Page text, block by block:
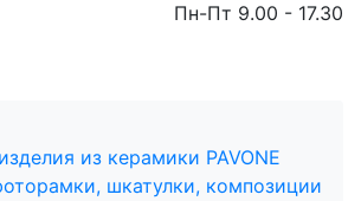
Пн-Пт 9.00 - 17.30
из керамики PAVONE
шкатулки, композиции